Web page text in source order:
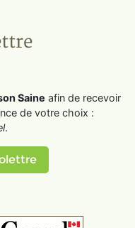
Saine afin de recevoir
de votre choix :
.